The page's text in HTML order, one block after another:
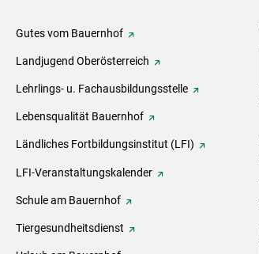
Gutes vom Bauernhof
Landjugend Oberösterreich
Lehrlings- u. Fachausbildungsstelle
Lebensqualität Bauernhof
Ländliches Fortbildungsinstitut (LFI)
LFI-Veranstaltungskalender
Schule am Bauernhof
Tiergesundheitsdienst